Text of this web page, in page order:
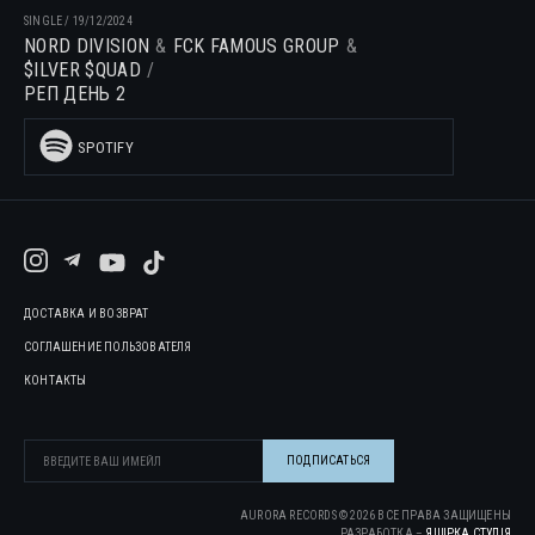
SINGLE/ 19/12/2024
NORD DIVISION
FCK FAMOUS GROUP
$ILVER $QUAD
РЕП ДЕНЬ 2
SPOTIFY
ДОСТАВКА И ВОЗВРАТ
СОГЛАШЕНИЕ ПОЛЬЗОВАТЕЛЯ
КОНТАКТЫ
AURORA RECORDS ©2026 ВСЕ ПРАВА ЗАЩИЩЕНЫ